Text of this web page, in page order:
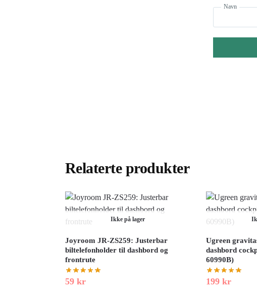
Navn
Relaterte produkter
Ikke på lager
Joyroom JR-ZS259: Justerbar
biltelefonholder til dashbord og
frontrute
59 kr
Ugreen
dashbord
60990B)
199 kr